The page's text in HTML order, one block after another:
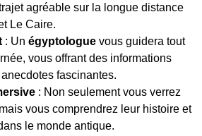
agréable sur la longue distance
Le Caire.
: Un égyptologue vous guidera tout
vous offrant des informations
fascinantes.
: Non seulement vous verrez
vous comprendrez leur histoire et
le monde antique.